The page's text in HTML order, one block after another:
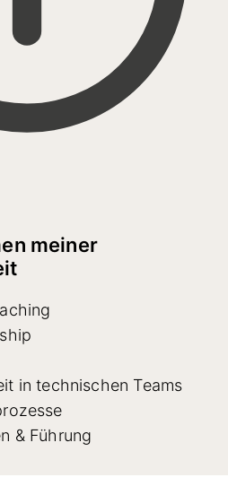
meiner
in technischen Teams
& Führung